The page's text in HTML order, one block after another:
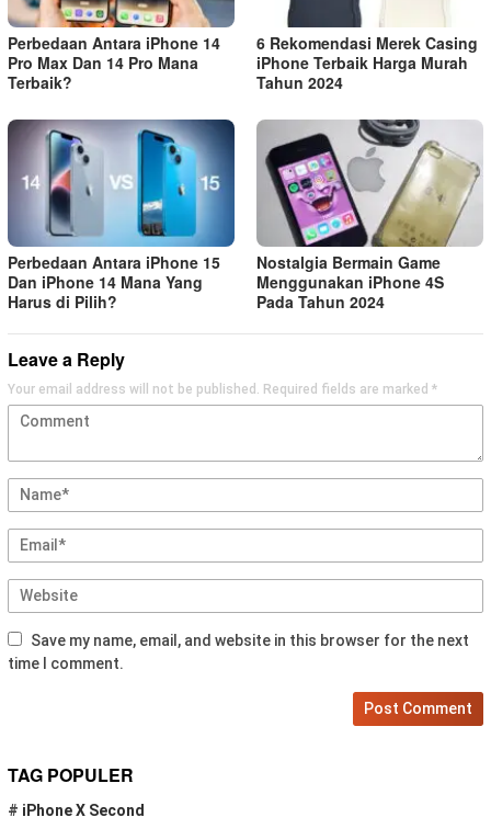
Perbedaan Antara iPhone 14
Pro Max Dan 14 Pro Mana
Terbaik?
6 Rekomendasi Merek Casing
iPhone Terbaik Harga Murah
Tahun 2024
Perbedaan Antara iPhone 15
Dan iPhone 14 Mana Yang
Harus di Pilih?
Nostalgia Bermain Game
Menggunakan iPhone 4S
Pada Tahun 2024
Leave a Reply
Your email address will not be published. Required fields are marked *
Save my name, email, and website in this browser for the next
time I comment.
TAG POPULER
# iPhone X Second